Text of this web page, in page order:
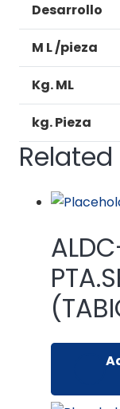
Desarrollo
M L /pieza
Kg. ML
kg. Pieza